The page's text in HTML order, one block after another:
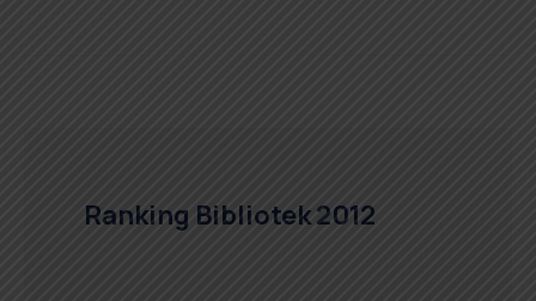
Ranking Bibliotek 2012